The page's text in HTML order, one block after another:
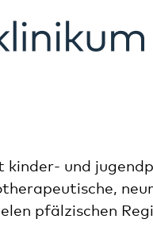
und
pfälzischen